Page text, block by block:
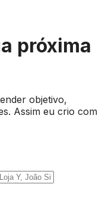
próxima
objetivo,
Assim eu crio com